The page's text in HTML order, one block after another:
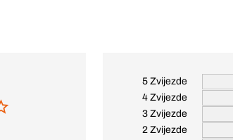
5 Zvijezde
4 Zvijezde
3 Zvijezde
2 Zvijezde